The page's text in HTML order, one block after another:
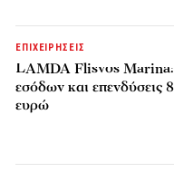
ΕΠΙΧΕΙΡΗΣΕΙΣ
LAMDA Flisvos
εσόδων και επενδύσεις
ευρώ